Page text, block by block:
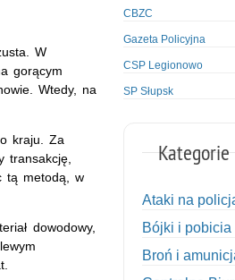
W
gorącym
Wtedy, na
kraju. Za
transakcję,
tą metodą, w
dowodowy,
CBZC
Gazeta Policyjna
CSP Legionowo
SP Słupsk
Kategorie
Ataki na
Bójki i pobicia
Broń i